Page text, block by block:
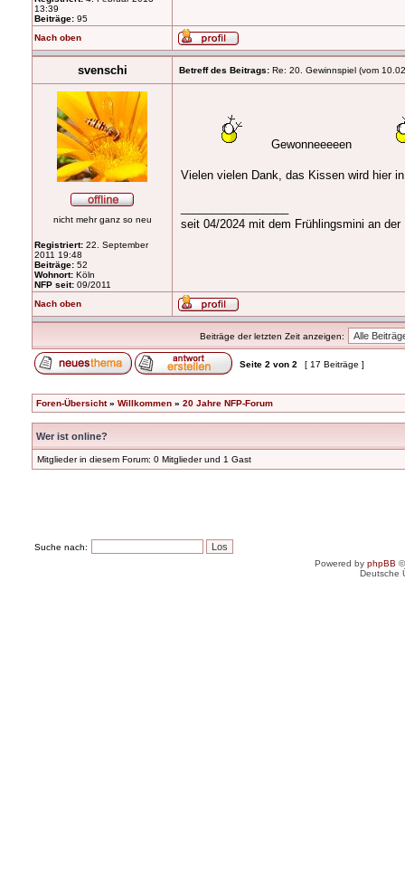
13:39
Beiträge: 95
Nach oben
svenschi Betreff des Beitrags: Re: 20. Gewinnspiel (vom
nicht mehr ganz so neu
Registriert: 22. September
2011 19:48
Beiträge: 52
Wohnort: Köln
NFP seit: 09/2011
Gewonneeeeen
Vielen vielen Dank, das Kissen wird hier
seit 04/2024 mit dem Frühlingsmini an der
Nach oben
Beiträge der letzten Zeit anzeigen:
Seite 2 von 2 [ 17 Beiträge ]
Foren-Übersicht» Willkommen » 20 Jahre NFP-Forum
Wer ist online?
Mitglieder in diesem Forum: 0 Mitglieder und 1 Gast
Suche nach:
Powered by phpBB
Deutsche